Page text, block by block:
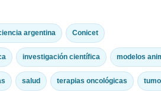
argentina Conicet
investigación científica modelos
salud terapias oncológicas